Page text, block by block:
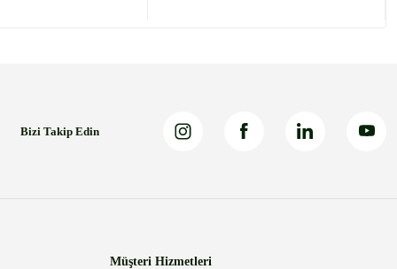
Bizi Takip Edin
Müşteri Hizmetleri